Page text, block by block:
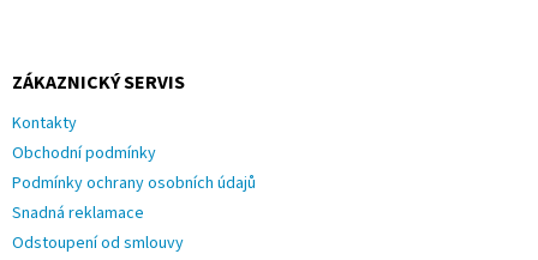
ZÁKAZNICKÝ SERVIS
Kontakty
Obchodní podmínky
Podmínky ochrany osobních údajů
Snadná reklamace
Odstoupení od smlouvy